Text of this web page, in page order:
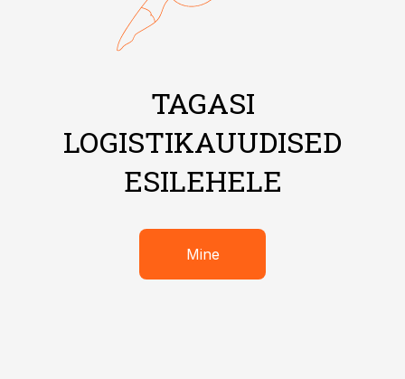
TAGASI
LOGISTIKAUUDISED
ESILEHELE
Mine